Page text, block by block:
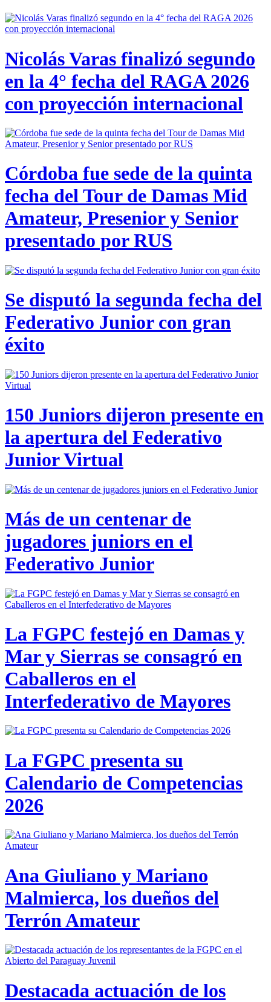
Nicolás Varas finalizó segundo
en la 4° fecha del RAGA 2026
con proyección internacional
Córdoba fue sede de la quinta
fecha del Tour de Damas Mid
Amateur, Presenior y Senior
presentado por RUS
Se disputó la segunda fecha del
Federativo Junior con gran
éxito
150 Juniors dijeron presente en
la apertura del Federativo
Junior Virtual
Más de un centenar de
jugadores juniors en el
Federativo Junior
La FGPC festejó en Damas y
Mar y Sierras se consagró en
Caballeros en el
Interfederativo de Mayores
La FGPC presenta su
Calendario de Competencias
2026
Ana Giuliano y Mariano
Malmierca, los dueños del
Terrón Amateur
Destacada actuación de los